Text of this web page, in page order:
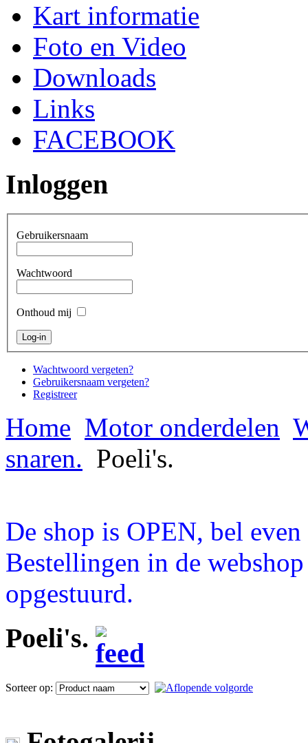
Kart informatie
Foto en Video
Downloads
Links
FACEBOOK
Inloggen
Gebruikersnaam
Wachtwoord
Onthoud mij
Wachtwoord vergeten?
Gebruikersnaam vergeten?
Registreer
Home Motor onderdelen
snaren. Poeli's.
De shop is OPEN, bel
Bestellingen in de
opgestuurd.
Poeli's.
Sorteer op: